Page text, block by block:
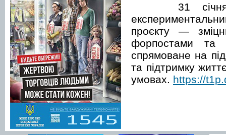
31 січня
проєкту —
форпостами та
спрямоване на
та підтримку
умовах. https://